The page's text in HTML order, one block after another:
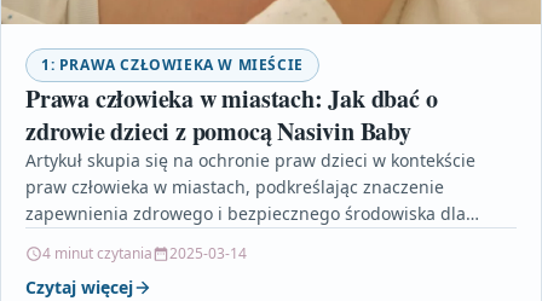
1: PRAWA CZŁOWIEKA W MIEŚCIE
Prawa człowieka w miastach: Jak dbać o
zdrowie dzieci z pomocą Nasivin Baby
Artykuł skupia się na ochronie praw dzieci w kontekście
praw człowieka w miastach, podkreślając znaczenie
zapewnienia zdrowego i bezpiecznego środowiska dla
4 minut czytania 2025-03-14
Czytaj więcej